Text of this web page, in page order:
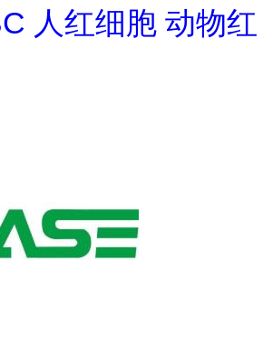
人红细胞 动物红